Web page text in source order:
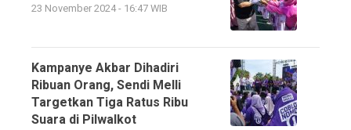
23 November 2024 - 16:47 WIB
Kampanye Akbar Dihadiri
Ribuan Orang, Sendi Melli
Targetkan Tiga Ratus Ribu
Suara di Pilwalkot